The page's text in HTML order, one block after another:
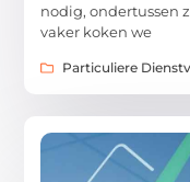
nodig, ondertussen
vaker koken we
Particuliere